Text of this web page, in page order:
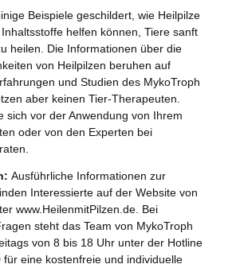
Beispiele geschildert, wie Heilpilze
helfen können, Tiere sanft
heilen. Die Informationen über die
von Heilpilzen beruhen auf
und Studien des MykoTroph
aber keinen Tier-Therapeuten.
sich vor der Anwendung von Ihrem
oder von den Experten bei
Ausführliche Informationen zur
Interessierte auf der Website von
www.HeilenmitPilzen.de. Bei
steht das Team von MykoTroph
von 8 bis 18 Uhr unter der Hotline
eine kostenfreie und individuelle